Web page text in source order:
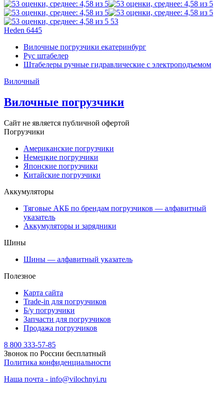
53
Heden 6445
Вилочные погрузчики екатеринбург
Рус штабелер
Штабелеры ручные гидравлические с электроподъемом
Вилочный
Вилочные погрузчики
Сайт не является публичной офертой
Погрузчики
Американские погрузчики
Немецкие погрузчики
Японские погрузчики
Китайские погрузчики
Аккумуляторы
Тяговые АКБ по брендам погрузчиков — алфавитный
указатель
Аккумуляторы и зарядники
Шины
Шины — алфавитный указатель
Полезное
Карта сайта
Trade-in для погрузчиков
Б/у погрузчики
Запчасти для погрузчиков
Продажа погрузчиков
8 800 333-57-85
Звонок по России бесплатный
Политика конфиденциальности
Наша почта - info@vilochnyi.ru